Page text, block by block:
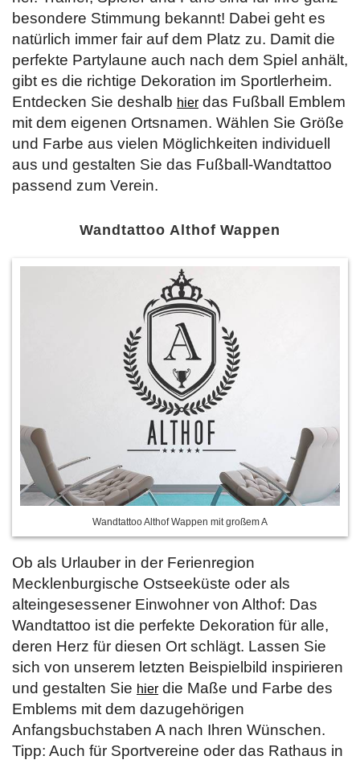
besondere Stimmung bekannt! Dabei geht es
natürlich immer fair auf dem Platz zu. Damit die
perfekte Partylaune auch nach dem Spiel anhält,
gibt es die richtige Dekoration im Sportlerheim.
Entdecken Sie deshalb hier das Fußball Emblem
mit dem eigenen Ortsnamen. Wählen Sie Größe
und Farbe aus vielen Möglichkeiten individuell
aus und gestalten Sie das Fußball-Wandtattoo
passend zum Verein.
Wandtattoo Althof Wappen
Wandtattoo Althof Wappen mit großem A
Ob als Urlauber in der Ferienregion
Mecklenburgische Ostseeküste oder als
alteingesessener Einwohner von Althof: Das
Wandtattoo ist die perfekte Dekoration für alle,
deren Herz für diesen Ort schlägt. Lassen Sie
sich von unserem letzten Beispielbild inspirieren
und gestalten Sie hier die Maße und Farbe des
Emblems mit dem dazugehörigen
Anfangsbuchstaben A nach Ihren Wünschen.
Tipp: Auch für Sportvereine oder das Rathaus in